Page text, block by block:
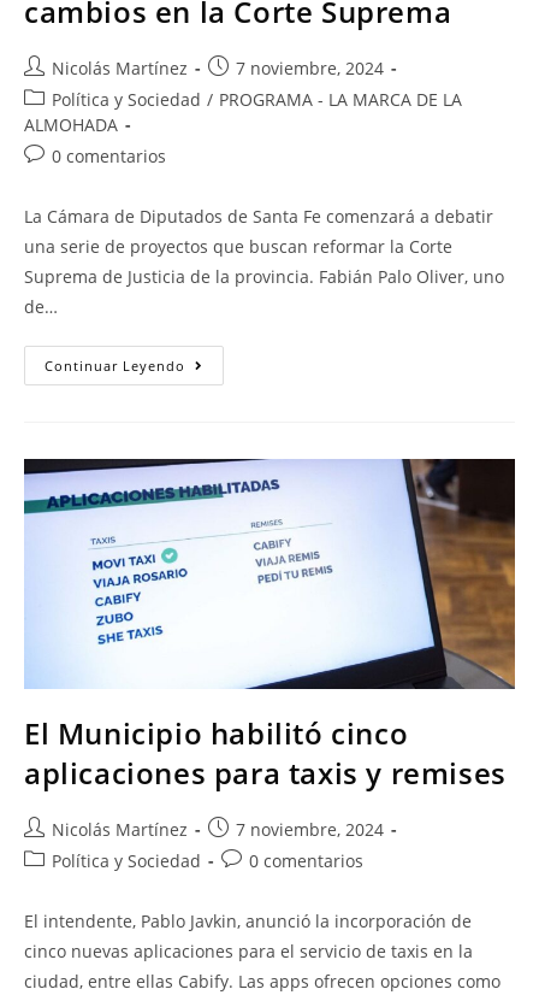
cambios en la Corte Suprema
Nicolás Martínez
7 noviembre, 2024
Política y Sociedad / PROGRAMA - LA MARCA DE LA
ALMOHADA
0 comentarios
La Cámara de Diputados de Santa Fe comenzará a debatir
una serie de proyectos que buscan reformar la Corte
Suprema de Justicia de la provincia. Fabián Palo Oliver, uno
de…
Continuar Leyendo
El Municipio habilitó cinco
aplicaciones para taxis y remises
Nicolás Martínez
7 noviembre, 2024
Política y Sociedad
0 comentarios
El intendente, Pablo Javkin, anunció la incorporación de
cinco nuevas aplicaciones para el servicio de taxis en la
ciudad, entre ellas Cabify. Las apps ofrecen opciones como